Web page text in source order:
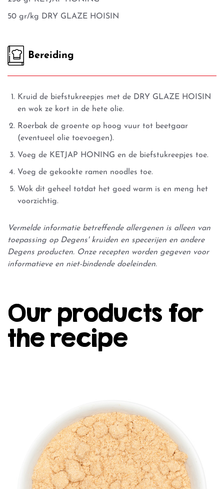
50 gr/kg DRY GLAZE HOISIN
Bereiding
Kruid de biefstukreepjes met de DRY GLAZE HOISIN
en wok ze kort in de hete olie.
Roerbak de groente op hoog vuur tot beetgaar
(eventueel olie toevoegen).
Voeg de KETJAP HONING en de biefstukreepjes toe.
Voeg de gekookte ramen noodles toe.
Wok dit geheel totdat het goed warm is en meng het
voorzichtig.
Vermelde informatie betreffende allergenen is alleen van
toepassing op Degens' kruiden en specerijen en andere
Degens producten. Onze recepten worden gegeven voor
informatieve en niet-bindende doeleinden.
Our products for
the recipe